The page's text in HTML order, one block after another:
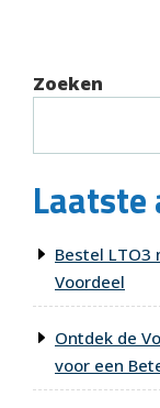
Zoeken
Bestel
Voordeel
Ontdek de
voor een